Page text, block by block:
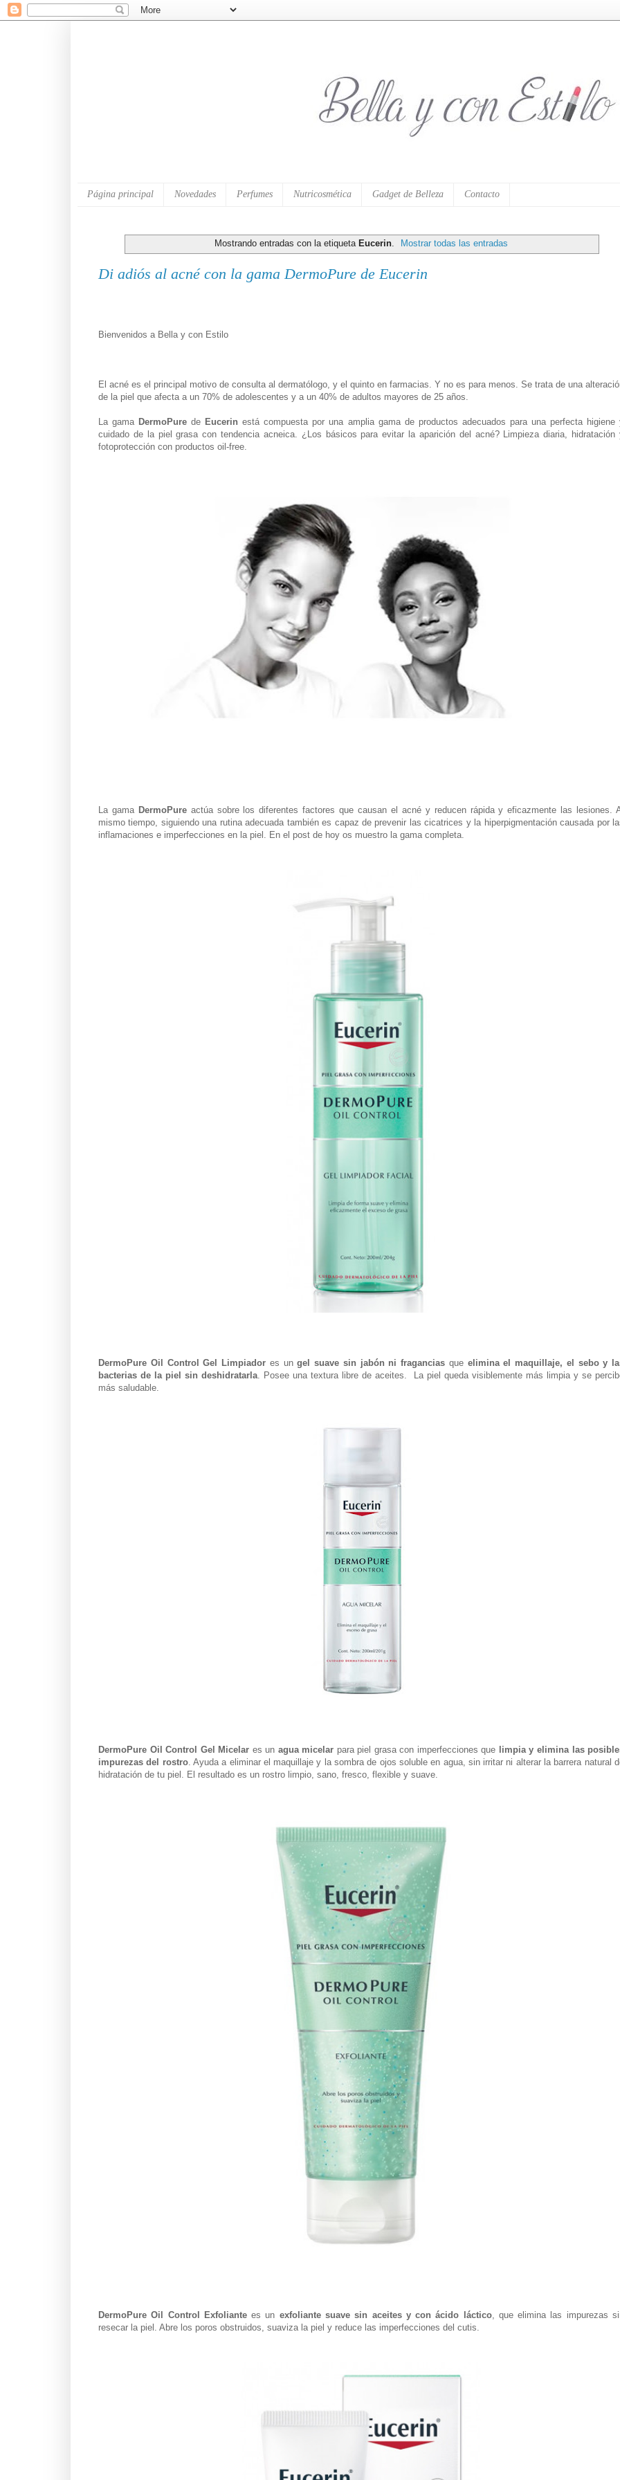
Página principal Novedades Perfumes Nutricosmética Gadget de Belleza Contacto
Mostrando entradas con la etiqueta Eucerin. Mostrar todas las entradas
Di adiós al acné con la gama DermoPure de Eucerin
Bienvenidos a Bella y con Estilo
El acné es el principal motivo de consulta al dermatólogo, y el quinto en farmacias. Y no es para menos. Se trata de una
de la piel que afecta a un 70% de adolescentes y a un 40% de adultos mayores de 25 años.
La gama DermoPure de Eucerin está compuesta por una amplia gama de productos adecuados para una perfecta higiene
cuidado de la piel grasa con tendencia acneica. ¿Los básicos para evitar la aparición del acné? Limpieza diaria, hidratación
fotoprotección con productos oil-free.
La gama DermoPure actúa sobre los diferentes factores que causan el acné y reducen rápida y eficazmente las lesiones.
mismo tiempo, siguiendo una rutina adecuada también es capaz de prevenir las cicatrices y la hiperpigmentación causada por
inflamaciones e imperfecciones en la piel. En el post de hoy os muestro la gama completa.
DermoPure Oil Control Gel Limpiador es ungel suave sin jabón ni fragancias que elimina el maquillaje, el sebo y
bacterias de la piel sin deshidratarla . Posee una textura libre de aceites. La piel queda visiblemente más limpia y se
más saludable.
DermoPure Oil Control Gel Micelar es un agua micelar para piel grasa con imperfecciones que
limpia y elimina las
impurezas del rostro. Ayuda a eliminar el maquillaje y la sombra de ojos soluble en agua, sin irritar ni alterar la barrera natural
hidratación de tu piel. El resultado es un rostro limpio, sano, fresco, flexible y suave.
DermoPure Oil Control Exfoliantees un exfoliante suave sin aceites y con ácido láctico, que elimina las impurezas
resecar la piel. Abre los poros obstruidos, suaviza la piel y reduce las imperfecciones del cutis.